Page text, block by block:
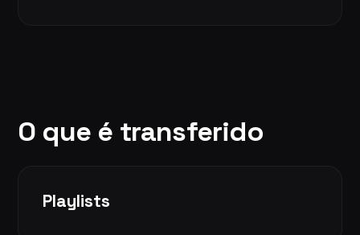
O que é transferido
Playlists